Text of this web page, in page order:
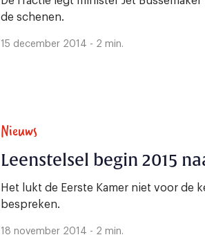
de schenen.
15 december 2014 - 2 min.
Nieuws
Leenstelsel begin 2015
Het lukt de Eerste Kamer niet voor de
bespreken.
18 november 2014 - 2 min.